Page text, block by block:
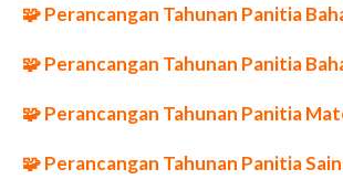
🧩 Perancangan Tahunan Panitia
🧩 Perancangan Tahunan Panitia
🧩 Perancangan Tahunan Panitia
🧩 Perancangan Tahunan Panitia